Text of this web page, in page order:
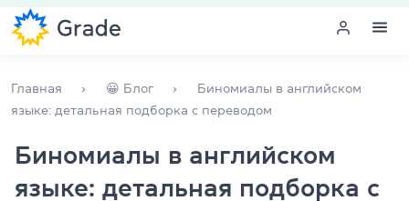
Обучение для преподавателей
Главная 😀 Блог
Биномиалы в английском
языке: детальная подборка с переводом
Биномиалы в английском
языке: детальная подборка с